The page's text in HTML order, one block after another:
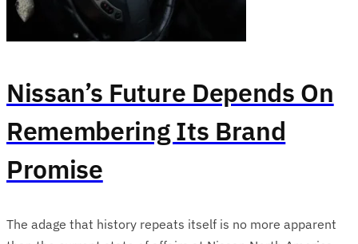
Nissan’s Future Depends On
Remembering Its Brand
Promise
The adage that history repeats itself is no more apparent